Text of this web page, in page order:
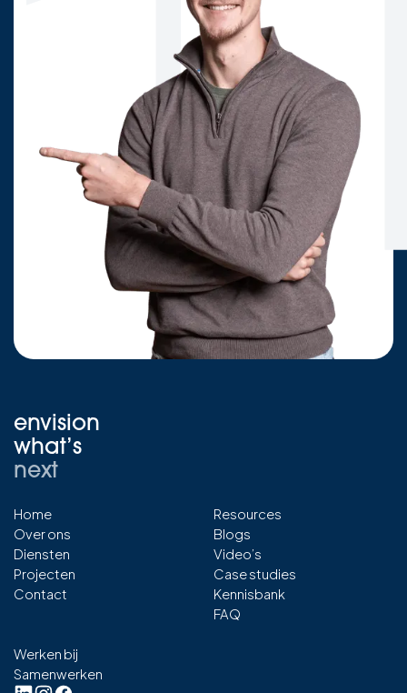
envision
what’s
next
Home
Over ons
Diensten
Projecten
Contact
Resources
Blogs
Video’s
Case studies
Kennisbank
FAQ
Werken bij
Samenwerken